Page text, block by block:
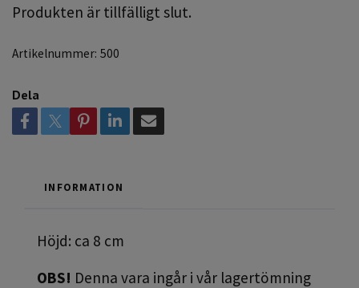
Produkten är tillfälligt slut.
Artikelnummer: 500
Dela
INFORMATION
Höjd: ca 8 cm
OBS! Denna vara ingår i vår lagertömning